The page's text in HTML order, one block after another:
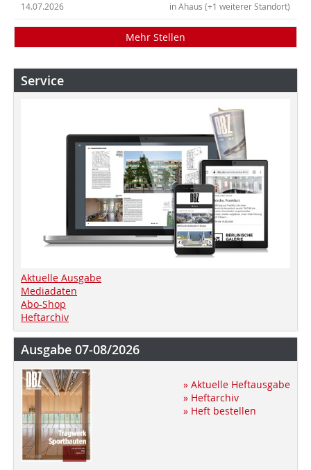
in Ahaus (+1 weiterer Standort)
14.07.2026
Mehr Stellen
Service
Aktuelle Ausgabe
Mediadaten
Abo-Shop
Heftarchiv
Ausgabe 07-08/2026
» Aktuelle Heftausgabe
» Heftarchiv
» Heft bestellen